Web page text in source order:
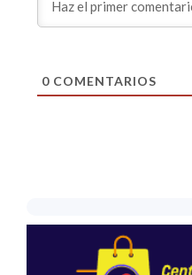
0COMENTARIOS